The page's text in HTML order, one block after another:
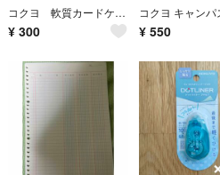
コクヨ 軟質カードケース Ａ７サイズ ２枚 クケ-３０６７Ｎ ミニレター
¥ 300 ¥ 550